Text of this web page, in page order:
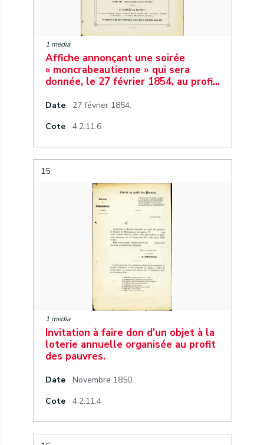
1 media
Affiche annonçant une soirée
« moncrabeautienne » qui sera
donnée, le 27 février 1854, au profi…
Date
27 février 1854.
Cote
4.2.11.6
15
1 media
Invitation à faire don d'un objet à la
loterie annuelle organisée au profit
des pauvres.
Date
Novembre 1850.
Cote
4.2.11.4